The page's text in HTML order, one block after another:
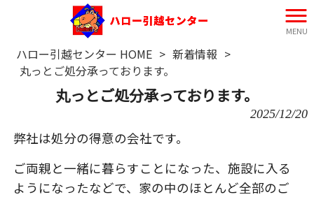
MENU
ハロー引越センター HOME > 新着情報 >
丸っとご処分承っております。
丸っとご処分承っております。
2025/12/20
弊社は処分の得意の会社です。
ご両親と一緒に暮らすことになった、施設に入る
ようになったなどで、家の中のほとんど全部のご